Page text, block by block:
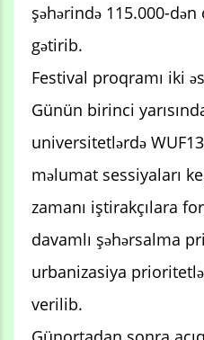
şəhərində 115.000-
gətirib.
Festival proqramı iki
Günün birinci
universitetlərdə
məlumat sessiyaları
zamanı iştirakçılara
davamlı şəhərsalma
urbanizasiya
verilib.